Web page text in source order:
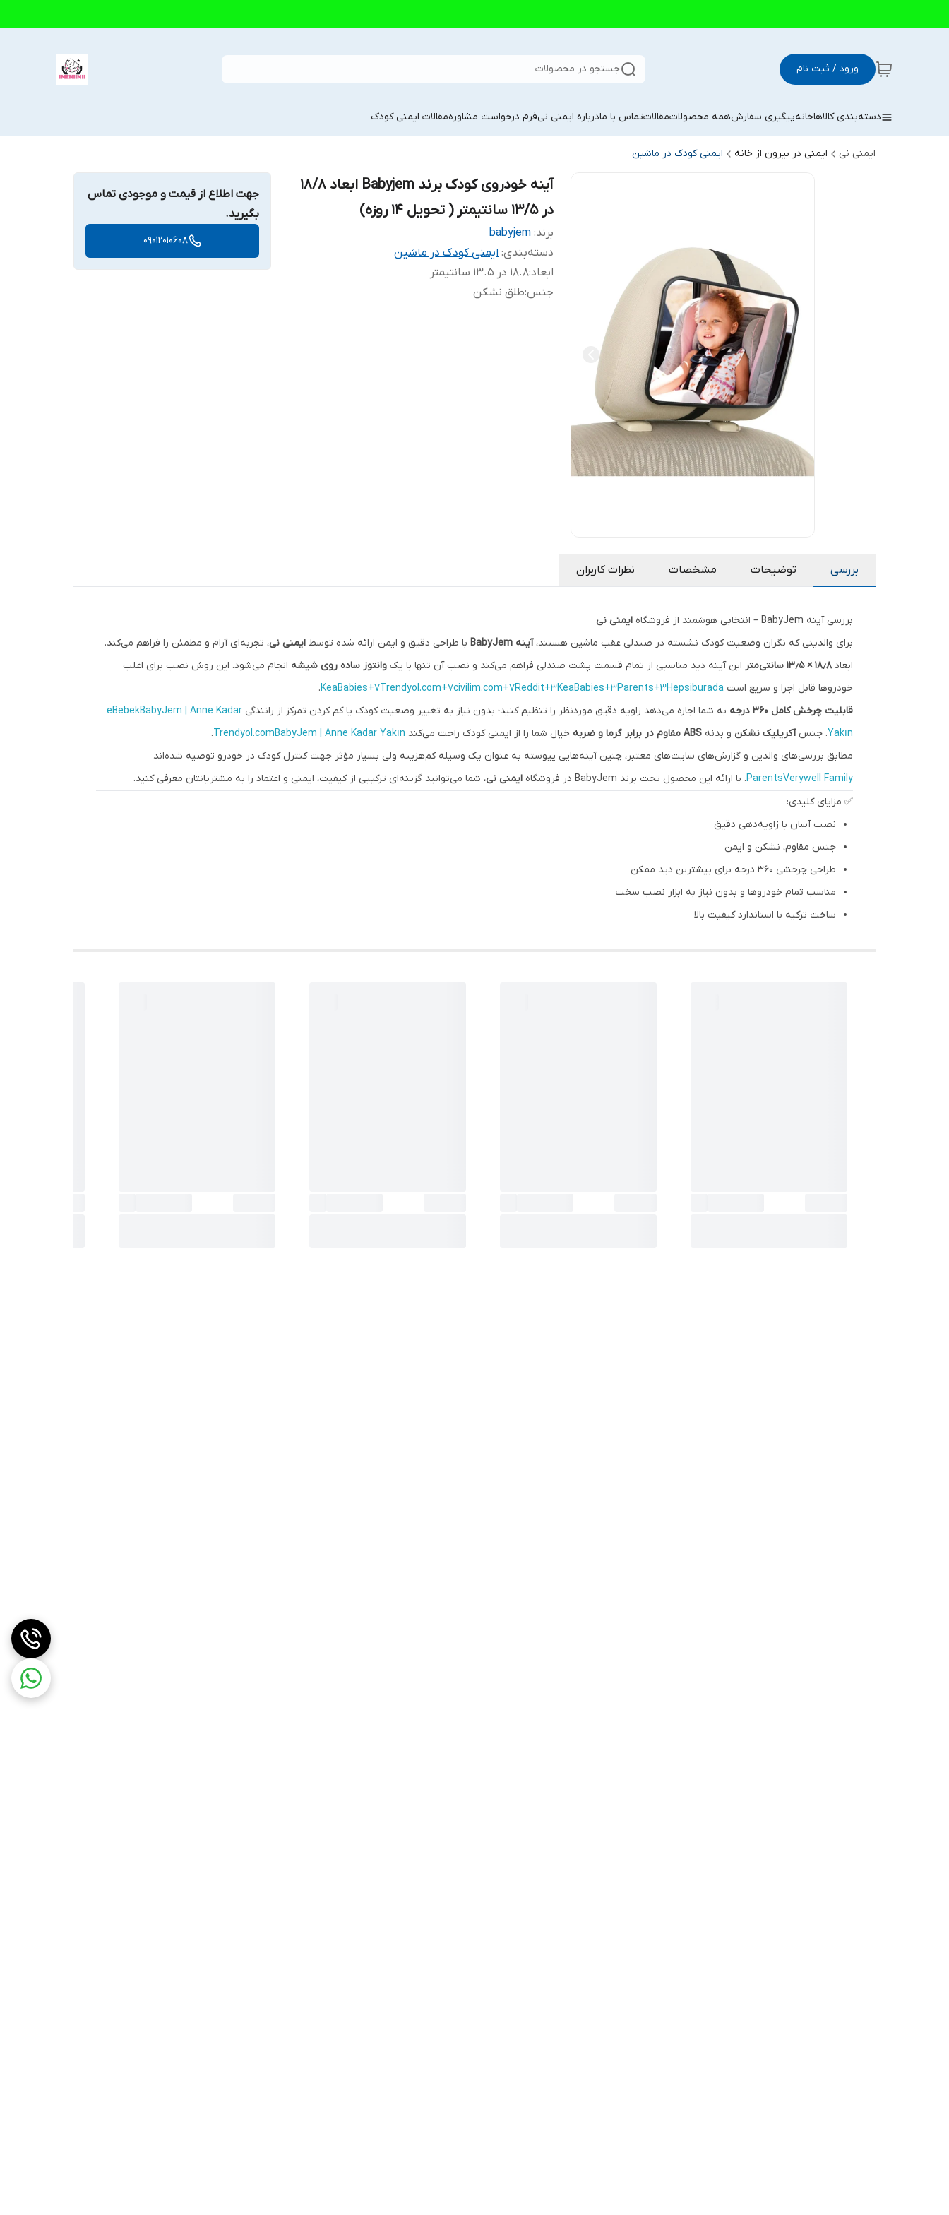
ورود / ثبت نام جستجو در محصولات
دسته‌بندی کالاهاخانهپیگیری سفارشهمه محصولاتمقالاتتماس با مادرباره ایمنی نیفرم درخواست مشاورهمقالات ایمنی کودک
ایمنی نی ایمنی در بیرون از خانه ایمنی کودک در ماشین
آینه خودروی کودک برند Babyjem ابعاد 18/8
در 13/5 سانتیمتر ( تحویل 14 روزه)
برند: babyjem
دسته‌بندی:ایمنی کودک در ماشین
ابعاد:18.8 در 13.5 سانتیمتر
جنس:طلق نشکن
جهت اطلاع از قیمت و موجودی تماس
بگیرید.
09012010608
بررسی توضیحات مشخصات نظرات کاربران
بررسی آینه BabyJem – انتخابی هوشمند از فروشگاه
ایمنی نی
برای والدینی که نگران وضعیت کودک نشسته در صندلی عقب ماشین هستند،آینه BabyJem با طراحی دقیق و ایمن ارائه شده توسط ایمنی نی، تجربه‌ای آرام و مطمئن را فراهم می‌کند.
ابعاد۱۸٫۸ × ۱۳٫۵ سانتی‌متر این آینه دید مناسبی از تمام قسمت پشت صندلی فراهم می‌کند و نصب آن تنها با یک وانتوز ساده روی شیشه انجام می‌شود. این روش نصب برای اغلب
خودروها قابل اجرا و سریع است
KeaBabies+7Trendyol.com+7civilim.com+7Reddit+3KeaBabies+3Parents+3Hepsiburada
.
قابلیت چرخش کامل ۳۶۰ درجه
به شما اجازه می‌دهد زاویه دقیق موردنظر را تنظیم کنید؛ بدون نیاز به تغییر وضعیت کودک یا کم کردن تمرکز از رانندگی eBebekBabyJem | Anne Kadar
Yakın. جنسآکریلیک نشکن و بدنه ABS مقاوم در برابر گرما و ضربه خیال شما را از ایمنی کودک راحت می‌کند Trendyol.comBabyJem | Anne Kadar Yakın
.
مطابق بررسی‌های والدین و گزارش‌های سایت‌های معتبر، چنین آینه‌هایی پیوسته به عنوان یک وسیله کم‌هزینه ولی بسیار مؤثر جهت کنترل کودک در خودرو توصیه شده‌اند
ParentsVerywell Family . با ارائه این محصول تحت برند BabyJem در فروشگاه ایمنی نی، شما می‌توانید گزینه‌ای ترکیبی از کیفیت، ایمنی و اعتماد را به مشتریانتان معرفی کنید.
✅ مزایای کلیدی:
نصب آسان با زاویه‌دهی دقیق
جنس مقاوم، نشکن و ایمن
طراحی چرخشی ۳۶۰ درجه برای بیشترین دید ممکن
مناسب تمام خودروها و بدون نیاز به ابزار نصب سخت
ساخت ترکیه با استاندارد کیفیت بالا